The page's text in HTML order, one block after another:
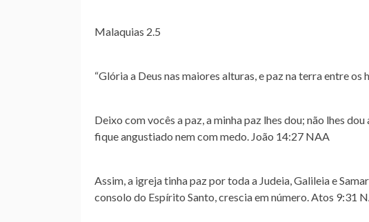
Malaquias 2.5
“Glória a Deus nas maiores alturas, e paz na terra entre
Deixo com vocês a paz, a minha paz lhes dou; não lhes
fique angustiado nem com medo. João 14:27 NAA
Assim, a igreja tinha paz por toda a Judeia, Galileia e
consolo do Espírito Santo, crescia em número. Atos 9:31